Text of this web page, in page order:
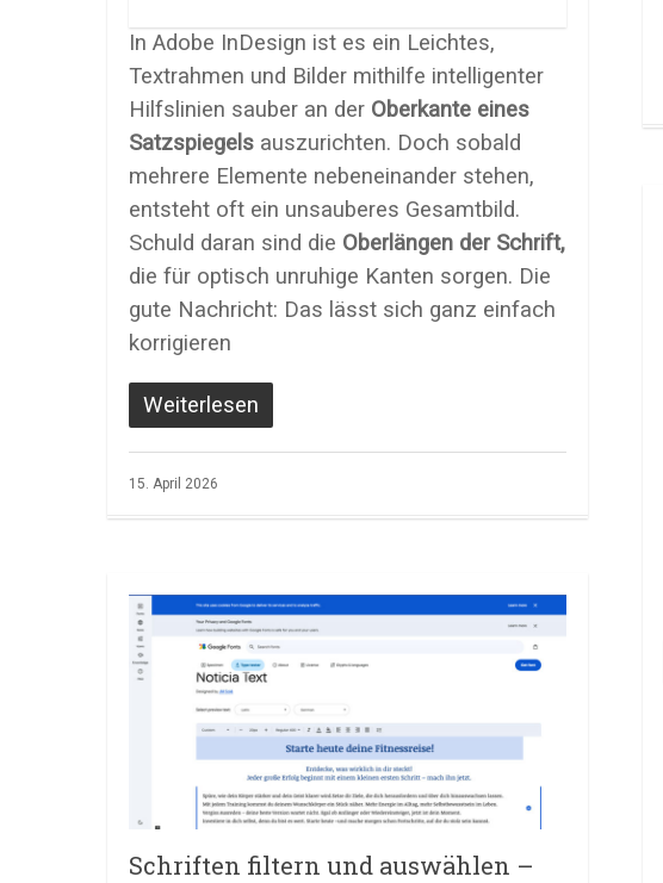
In Adobe InDesign ist es ein Leichtes,
Textrahmen und Bilder mithilfe intelligenter
Hilfslinien sauber an der Oberkante eines
Satzspiegels auszurichten. Doch sobald
mehrere Elemente nebeneinander stehen,
entsteht oft ein unsauberes Gesamtbild.
Schuld daran sind die Oberlängen der Schrift,
die für optisch unruhige Kanten sorgen. Die
gute Nachricht: Das lässt sich ganz einfach
korrigieren
Weiterlesen
15. April 2026
Schriften filtern und auswählen –